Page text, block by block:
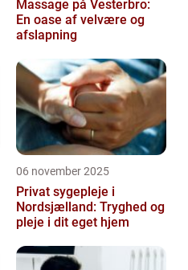
Massage på Vesterbro:
En oase af velvære og
afslapning
06 november 2025
Privat sygepleje i
Nordsjælland: Tryghed og
pleje i dit eget hjem